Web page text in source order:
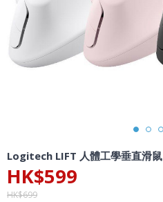
Logitech LIFT 人體工學垂直滑鼠
HK$599
HK$699